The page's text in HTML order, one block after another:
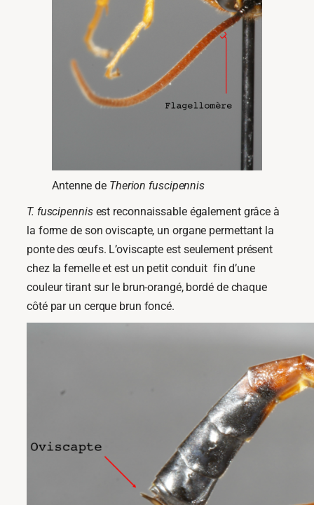
Antenne de Therion fuscipennis
T. fuscipennisest reconnaissable également grâce à
la forme de son oviscapte, un organe permettant la
ponte des œufs. L’oviscapte est seulement présent
chez la femelle et est un petit conduit fin d’une
couleur tirant sur le brun-orangé, bordé de chaque
côté par un cerque brun foncé.